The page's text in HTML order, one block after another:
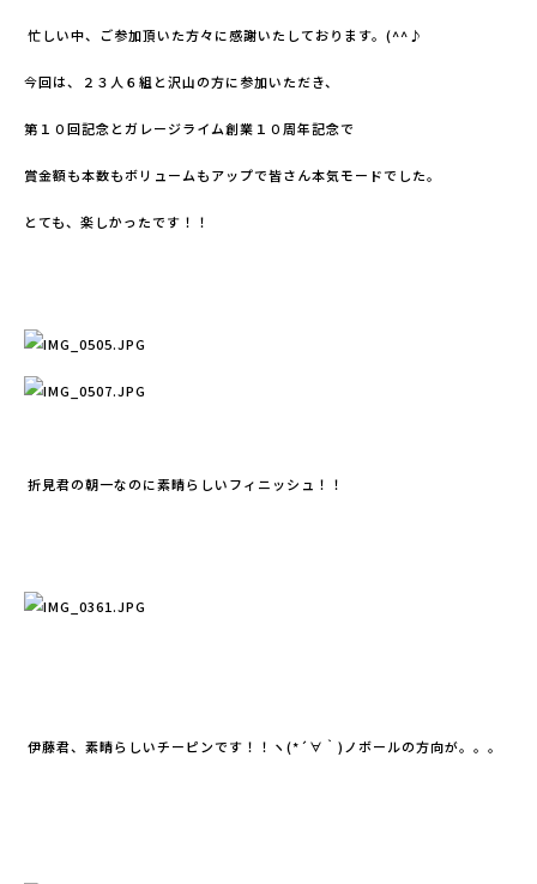
忙しい中、ご参加頂いた方々に感謝いたしております。(^^♪
今回は、２３人６組と沢山の方に参加いただき、
第１０回記念とガレージライム創業１０周年記念で
賞金額も本数もボリュームもアップで皆さん本気モードでした。
とても、楽しかったです！！
折見君の朝一なのに素晴らしいフィニッシュ！！
伊藤君、素晴らしいチーピンです！！ヽ(*´∀｀)ノボールの方向が。。。